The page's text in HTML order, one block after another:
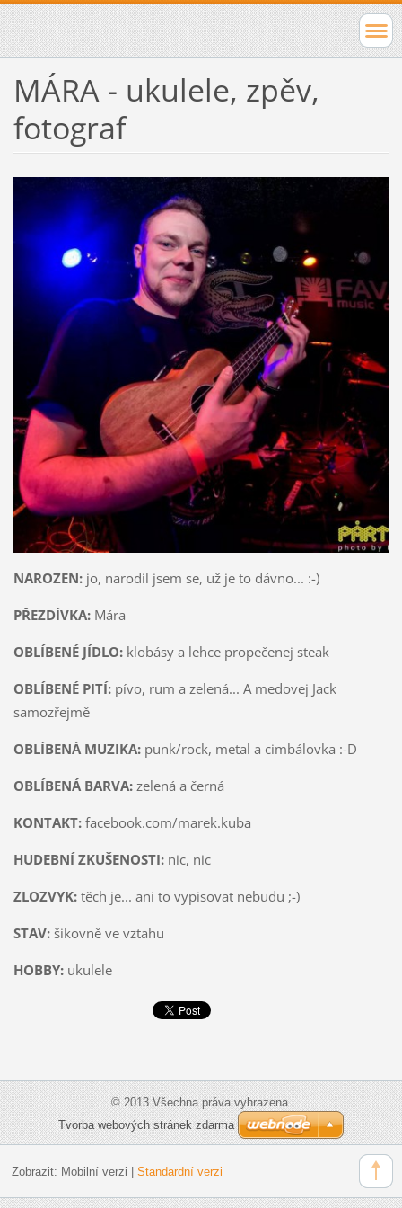
MÁRA - ukulele, zpěv,
fotograf
NAROZEN: jo, narodil jsem se, už je to dávno... :-)
PŘEZDÍVKA: Mára
OBLÍBENÉ JÍDLO: klobásy a lehce propečenej steak
OBLÍBENÉ PITÍ: pívo, rum a zelená... A medovej Jack
samozřejmě
OBLÍBENÁ MUZIKA: punk/rock, metal a cimbálovka :-D
OBLÍBENÁ BARVA: zelená a černá
KONTAKT: facebook.com/marek.kuba
HUDEBNÍ ZKUŠENOSTI: nic, nic
ZLOZVYK: těch je... ani to vypisovat nebudu ;-)
STAV: šikovně ve vztahu
HOBBY: ukulele
© 2013 Všechna práva vyhrazena.
Tvorba webových stránek zdarma
Zobrazit: Mobilní verzi Standardní verzi